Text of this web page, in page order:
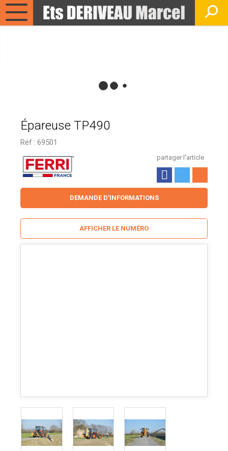
Épareuse TP490
Réf : 69501
partager l'article
DEMANDE D'INFORMATIONS
AFFICHER LE NUMÉRO